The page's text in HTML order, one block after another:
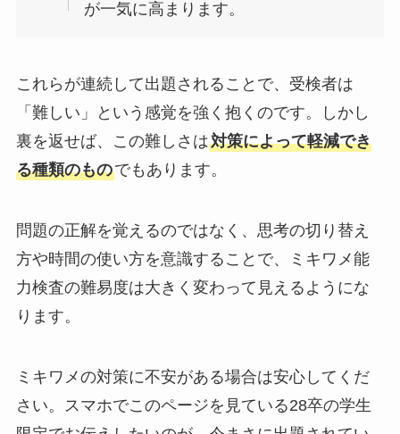
が一気に高まります。
これらが連続して出題されることで、受検者は
「難しい」という感覚を強く抱くのです。しかし
裏を返せば、この難しさは対策によって軽減でき
る種類のものでもあります。
問題の正解を覚えるのではなく、思考の切り替え
方や時間の使い方を意識することで、ミキワメ能
力検査の難易度は大きく変わって見えるようにな
ります。
ミキワメの対策に不安がある場合は安心してくだ
さい。スマホでこのページを見ている28卒の学生